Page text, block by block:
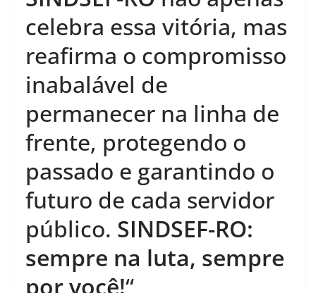
celebra essa vitória, mas
reafirma o compromisso
inabalável de
permanecer na linha de
frente, protegendo o
passado e garantindo o
futuro de cada servidor
público. SINDSEF-RO:
sempre na luta, sempre
por você!“